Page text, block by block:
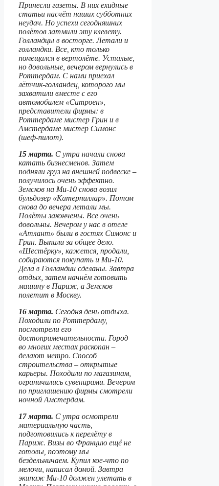
Принесли газеты. В них ехидные
статьи насчёт наших субботних
неудач. Но успехи сегодняшних
полётов затмили эту клевету.
Голландцы в восторге. Летали и
голландки. Все, кто только
помещался в вертолёте. Усталые,
но довольные, вечером вернулись в
Роттердам. С нами приехал
лётчик-голландец, которого мы
захватили вместе с его
автомобилем «Ситроен»,
представители фирмы: в
Роттердаме мистер Грин и в
Амстердаме мистер Симонс
(шеф-пилот).
15 марта. С утра начали снова
катать бизнесменов. Затем
подняли груз на внешней подвеске –
получилось очень эффектно.
Земсков на Ми-10 снова возил
бульдозер «Катерпиллар». Потом
снова до вечера летали мы.
Полёты закончены. Все очень
довольны. Вечером у нас в отеле
«Атлант» были в гостях Симонс и
Грин. Выпили за общее дело.
«Шестёрку», кажется, продали,
собираются покупать и Ми-10.
Дела в Голландии сделаны. Завтра
отдых, затем начнём готовить
машину в Париж, а Земсков
полетит в Москву.
16 марта. Сегодня день отдыха.
Походили по Роттердаму,
посмотрели его
достопримечательности. Город
во многих местах раскопан –
делают метро. Способ
строительства – открытые
карьеры. Походили по магазинам,
ограничились сувенирами. Вечером
по приглашению фирмы смотрели
ночной Амстердам.
17 марта. С утра осмотрели
материальную часть,
подготовились к перелёту в
Париж. Визы во Францию ещё не
готовы, поэтому мы
бездельничаем. Купил кое-что по
мелочи, написал домой. Завтра
экипаж Ми-10 должен улетать в